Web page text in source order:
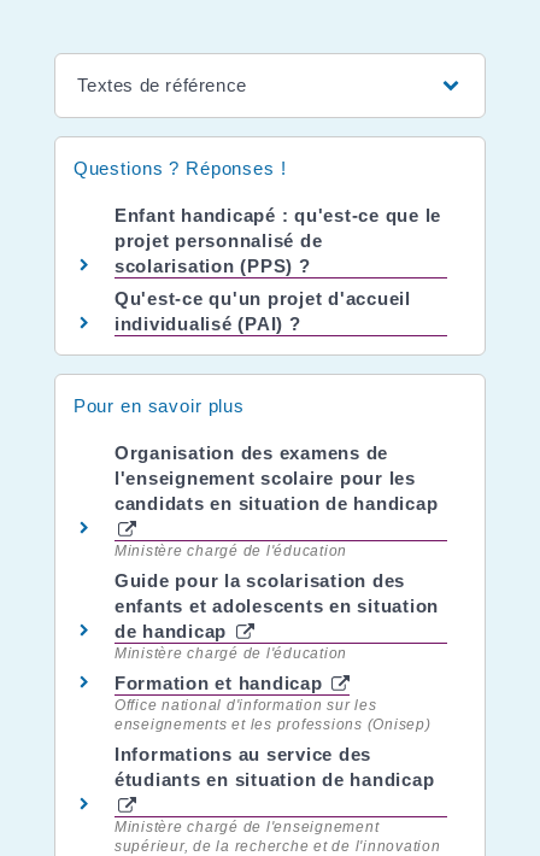
Textes de référence
Questions ? Réponses !
Enfant handicapé : qu'est-ce que le
projet personnalisé de
scolarisation (PPS) ?
Qu'est-ce qu'un projet d'accueil
individualisé (PAI) ?
Pour en savoir plus
Organisation des examens de
l'enseignement scolaire pour les
candidats en situation de handicap
Ministère chargé de l'éducation
Guide pour la scolarisation des
enfants et adolescents en situation
de handicap
Ministère chargé de l'éducation
Formation et handicap
Office national d'information sur les
enseignements et les professions (Onisep)
Informations au service des
étudiants en situation de handicap
Ministère chargé de l'enseignement
supérieur, de la recherche et de l'innovation